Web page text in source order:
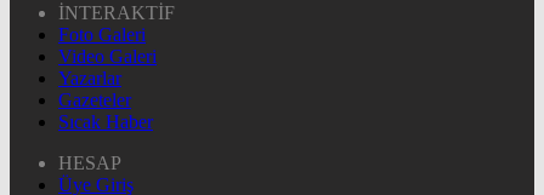
İNTERAKTİF
Foto Galeri
Video Galeri
Yazarlar
Gazeteler
Sıcak Haber
HESAP
Üye Giriş